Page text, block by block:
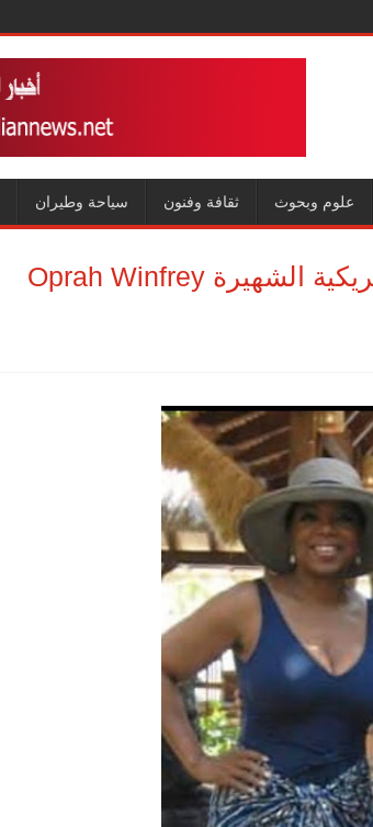
علوم وبحوث ثقافة وفنون سياحة وطيران
مع سكرتير الشيطان المذيعة الأمريكية الشهيرة Oprah Winfrey